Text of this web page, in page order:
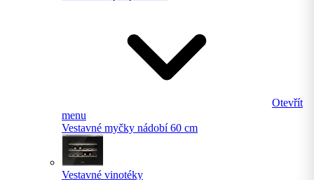
Otevřít
menu
Vestavné myčky nádobí 60 cm
Vestavné vinotéky